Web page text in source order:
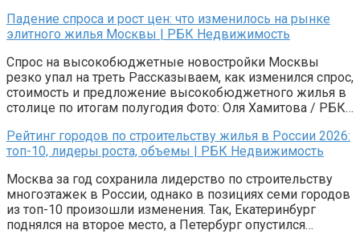
Падение спроса и рост цен: что изменилось на рынке
элитного жилья Москвы | РБК Недвижимость
Спрос на высокобюджетные новостройки Москвы
резко упал на треть Рассказываем, как изменился спрос,
стоимость и предложение высокобюджетного жилья в
столице по итогам полугодия Фото: Оля Хамитова / РБК…
Рейтинг городов по строительству жилья в России 2026:
топ-10, лидеры роста, объемы | РБК Недвижимость
Москва за год сохранила лидерство по строительству
многоэтажек в России, однако в позициях семи городов
из топ-10 произошли изменения. Так, Екатеринбург
поднялся на второе место, а Петербург опустился…